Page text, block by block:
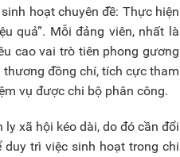
hoạt chuyên đề: Thực hiện
quả”. Mỗi đảng viên, nhất là
cao vai trò tiên phong gương
đồng chí, tích cực tham
vụ được chi bộ phân công.
xã hội kéo dài, do đó cần đổi
trì việc sinh hoạt trong chi